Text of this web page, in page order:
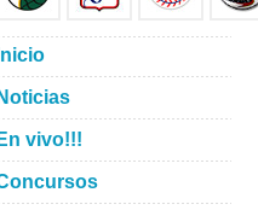
Inicio
Noticias
En vivo!!!